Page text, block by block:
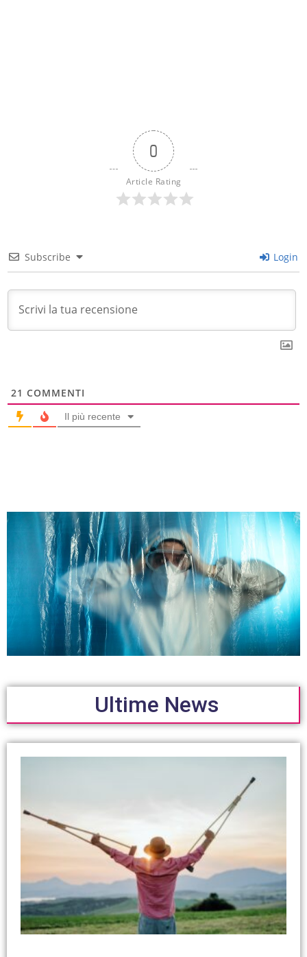
0
Article Rating
Subscribe Login
21 COMMENTI
Il più recente
Ultime News